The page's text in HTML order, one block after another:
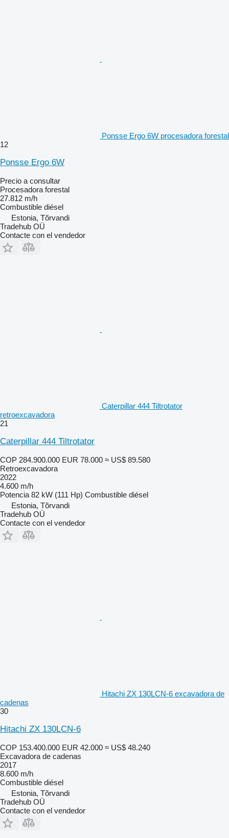
Ponsse Ergo 6W procesadora forestal
12
Ponsse Ergo 6W
Precio a consultar
Procesadora forestal
27.812 m/h
Combustible diésel
Estonia, Tõrvandi
Tradehub OÜ
Contacte con el vendedor
Caterpillar 444 Tiltrotator
retroexcavadora
21
Caterpillar 444 Tiltrotator
COP 284.900.000 EUR 78.000 ≈ US$ 89.580
Retroexcavadora
2022
4.600 m/h
Potencia 82 kW (111 Hp) Combustible diésel
Estonia, Tõrvandi
Tradehub OÜ
Contacte con el vendedor
Hitachi ZX 130LCN-6 excavadora de
cadenas
30
Hitachi ZX 130LCN-6
COP 153.400.000 EUR 42.000 ≈ US$ 48.240
Excavadora de cadenas
2017
8.600 m/h
Combustible diésel
Estonia, Tõrvandi
Tradehub OÜ
Contacte con el vendedor